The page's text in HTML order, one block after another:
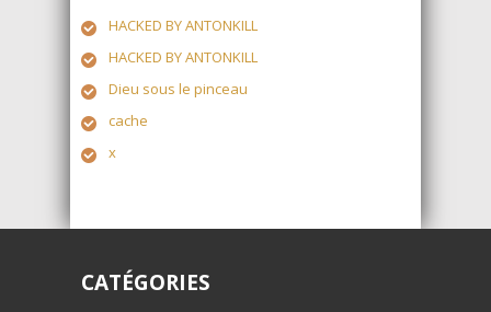
HACKED BY ANTONKILL
HACKED BY ANTONKILL
Dieu sous le pinceau
cache
x
CATÉGORIES